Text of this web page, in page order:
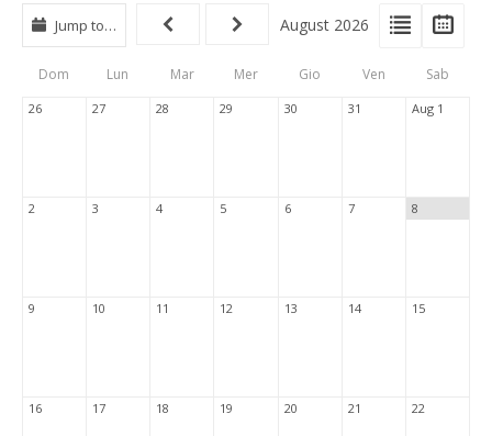
View
Type
Tabs
View
List
Jump to… August 2026
Dom Lun Mar Mer Gio Ven Sab
26 27 28 29 30 31 Aug 1
2 3 4 5 6 7 8
9 10 11 12 13 14 15
16 17 18 19 20 21 22